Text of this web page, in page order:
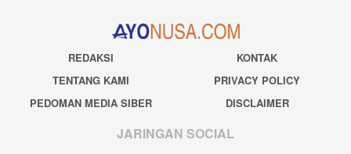
REDAKSI
KONTAK
TENTANG KAMI
PRIVACY POLICY
PEDOMAN MEDIA SIBER
DISCLAIMER
JARINGAN SOCIAL